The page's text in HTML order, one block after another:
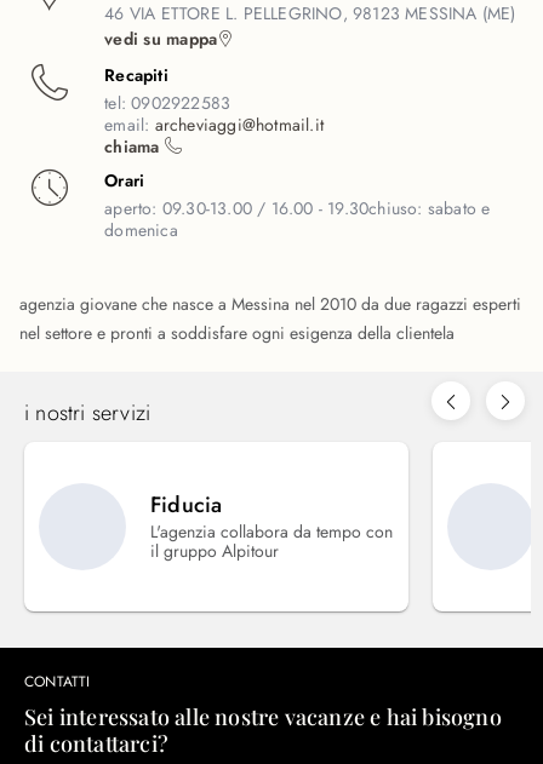
46 VIA ETTORE L. PELLEGRINO, 98123 MESSINA (ME)
vedi su mappa
Recapiti
tel:0902922583
email: archeviaggi@hotmail.it
chiama
Orari
aperto: 09.30-13.00 / 16.00 - 19.30chiuso: sabato e
domenica
agenzia giovane che nasce a Messina nel 2010 da due ragazzi esperti
nel settore e pronti a soddisfare ogni esigenza della clientela
i nostri servizi
Fiducia
L'agenzia collabora da tempo con
il gruppo Alpitour
CONTATTI
Sei interessato alle nostre vacanze e hai bisogno
di contattarci?